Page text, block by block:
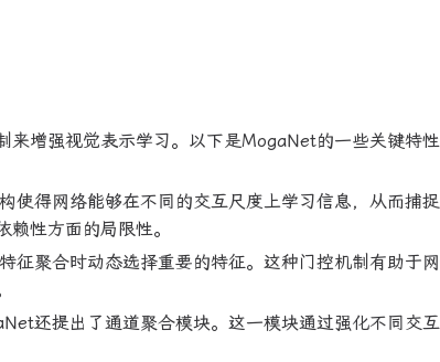
增强视觉表示学习。以下是MogaNet的一些关键特性
使得网络能够在不同的交互尺度上学习信息，从而捕捉
性方面的局限性。
征聚合时动态选择重要的特征。这种门控机制有助于网
还提出了通道聚合模块。这一模块通过强化不同交互